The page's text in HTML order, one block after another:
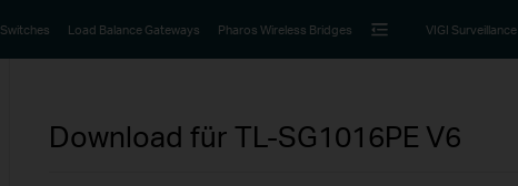
Switches Load Balance Gateways Pharos Wireless Bridges VIGI Surveillance
Download für TL-SG1016PE V6